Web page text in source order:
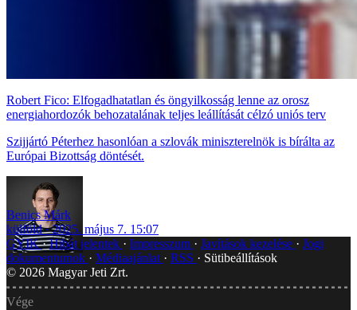
Robert Fico: Elfogadhatatlan és öngyilkosság lenne az orosz
energiahordozók behozatalának teljes leállítását célzó uniós terv
Szijjártó Péterhez hasonlóan a szlovák miniszterelnök is bírálta az
Európai Bizottság döntését.
Benics Márk
külföld
2025. május 7. 15:07
GYIK Hibát jelentek Impresszum Javítások kezelése
Jogi
dokumentumok
Médiaajánlat RSS
Sütibeállítások
© 2026 Magyar Jeti Zrt.
Vége